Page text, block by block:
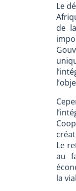
Le
de
Le
au
la